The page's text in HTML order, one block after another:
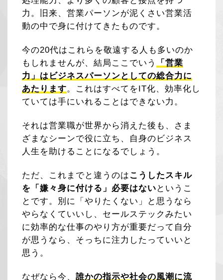
力。旧来、営業パーソンが泥くさい営業活
動の中で身に付けてきたものです。
今の20代はこれらを敬遠する人も多いのか
もしれませんが、結局ここでいう
「営業
力」はビジネスパーソンとしての総合力に
あたります。これはすべてをIT化、効率化し
ていては手にいれることはできない力。
それは営業職が世界から消えた後も、さま
ざまなシーンで役に立ち、自身のビジネス
人生を助けることになるでしょう。
ただ、これまでと違うのは こうしたスキル
を「嫌々身に付ける」必要はない というこ
とです。別に「やりたくない」と思うなら
やらなくていいし、セールステックみたい
に効率的な仕事のやり方が重要だって自分
が思うなら、そっちに注力したっていいと
思う。
なぜなら今、誰かの指示や社会の風潮に流